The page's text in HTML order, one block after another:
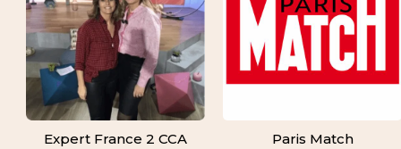
Expert France 2 CCA
Paris Match